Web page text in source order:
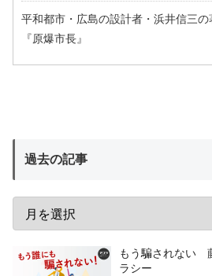
平和都市・広島の設計者・浜井信三の
『原爆市長』
過去の記事
もう騙されない
ラシー